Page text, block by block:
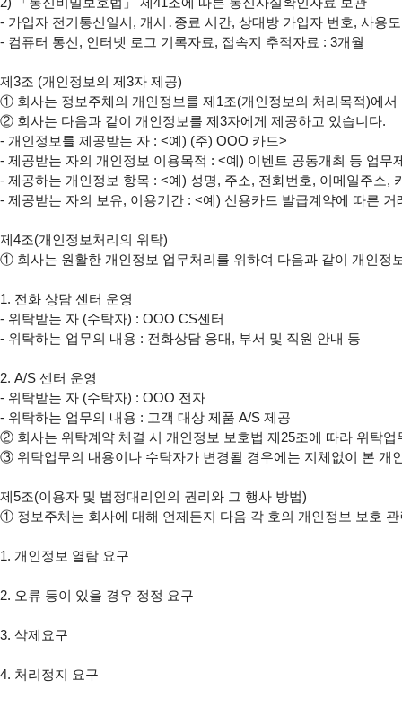
- 가입자 전기통신일시, 개시․종료 시간, 상대방 가입자 번호, 사용
- 컴퓨터 통신, 인터넷 로그 기록자료, 접속지 추적자료 : 3개월
제3조 (개인정보의 제3자 제공)
① 회사는 정보주체의 개인정보를 제1조(개인정보의 처리목적)에
② 회사는 다음과 같이 개인정보를 제3자에게 제공하고 있습니다.
- 개인정보를 제공받는 자 : <예) (주) OOO 카드>
- 제공받는 자의 개인정보 이용목적 : <예) 이벤트 공동개최 등 업무
- 제공하는 개인정보 항목 : <예) 성명, 주소, 전화번호, 이메일주소,
- 제공받는 자의 보유, 이용기간 : <예) 신용카드 발급계약에 따른 거
제4조(개인정보처리의 위탁)
① 회사는 원활한 개인정보 업무처리를 위하여 다음과 같이 개인정
1. 전화 상담 센터 운영
- 위탁받는 자 (수탁자) : OOO CS센터
- 위탁하는 업무의 내용 : 전화상담 응대, 부서 및 직원 안내 등
2. A/S 센터 운영
- 위탁받는 자 (수탁자) : OOO 전자
- 위탁하는 업무의 내용 : 고객 대상 제품 A/S 제공
② 회사는 위탁계약 체결 시 개인정보 보호법 제25조에 따라 위탁
③ 위탁업무의 내용이나 수탁자가 변경될 경우에는 지체없이 본 개
제5조(이용자 및 법정대리인의 권리와 그 행사 방법)
① 정보주체는 회사에 대해 언제든지 다음 각 호의 개인정보 보호
1. 개인정보 열람 요구
2. 오류 등이 있을 경우 정정 요구
3. 삭제요구
4. 처리정지 요구